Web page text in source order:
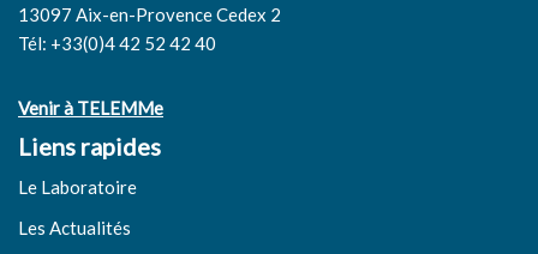
13097 Aix-en-Provence Cedex 2
Tél: +33(0)4 42 52 42 40
Venir à TELEMMe
Liens rapides
Le Laboratoire
Les Actualités